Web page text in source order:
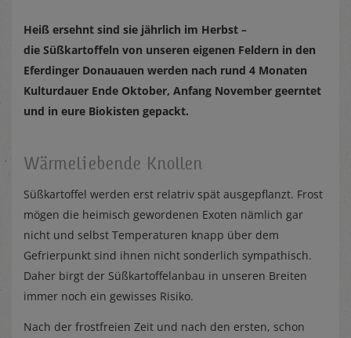
Heiß ersehnt sind sie jährlich im Herbst –
die Süßkartoffeln von unseren eigenen Feldern in den
Eferdinger Donauauen werden nach rund 4 Monaten
Kulturdauer Ende Oktober, Anfang November geerntet
und in eure Biokisten gepackt.
Wärmeliebende Knollen
Süßkartoffel werden erst relatriv spät ausgepflanzt. Frost
mögen die heimisch gewordenen Exoten nämlich gar
nicht und selbst Temperaturen knapp über dem
Gefrierpunkt sind ihnen nicht sonderlich sympathisch.
Daher birgt der Süßkartoffelanbau in unseren Breiten
immer noch ein gewisses Risiko.
Nach der frostfreien Zeit und nach den ersten, schon